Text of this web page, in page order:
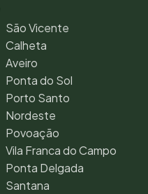
São Vicente
Calheta
Aveiro
Ponta do Sol
Porto Santo
Nordeste
Povoação
Vila Franca do Campo
Ponta Delgada
Santana